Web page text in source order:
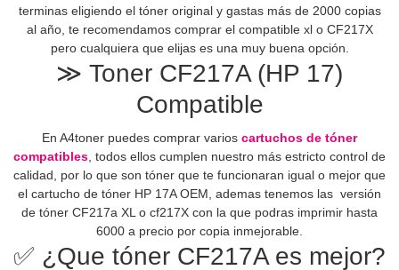
terminas eligiendo el tóner original y gastas más de 2000 copias
al año, te recomendamos comprar el compatible xl o CF217X
pero cualquiera que elijas es una muy buena opción.
≫ Toner CF217A (HP 17)
Compatible
En A4toner puedes comprar varios cartuchos de tóner
compatibles , todos ellos cumplen nuestro más estricto control de
calidad, por lo que son tóner que te funcionaran igual o mejor que
el cartucho de tóner HP 17A OEM, ademas tenemos las versión
de tóner CF217a XL o cf217X con la que podras imprimir hasta
6000 a precio por copia inmejorable.
✅ ¿Que tóner CF217A es mejor?